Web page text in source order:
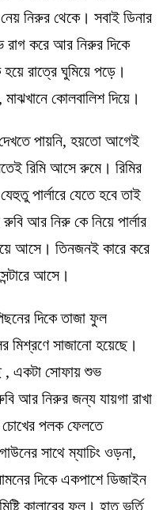
নিরুর থেকে। সবাই ডিনার
রাগ করে আর নিরুর দিকে
রাত্রে ঘুমিয়ে পড়ে।
কোলবালিশ দিয়ে।
পায়নি, হয়তো আগেই
রিমি আসে রুমে। রিমির
পার্লারে যেতে হবে তাই
আর নিরু কে নিয়ে পার্লার
আসে। তিনজনই কারে করে
আসে।
দিকে তাজা ফুল
সাজানো হয়েছে।
, একটা সোফায় শুভ
আর নিরুর জন্য যায়গা রাখা
পলক ফেলতে
সাথে ম্যাচিং ওড়না,
দিকে একপাশে ডিজাইন
কালারের ফুল। হাত ভর্তি